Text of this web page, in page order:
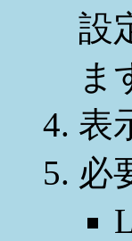
設
ま
表
必